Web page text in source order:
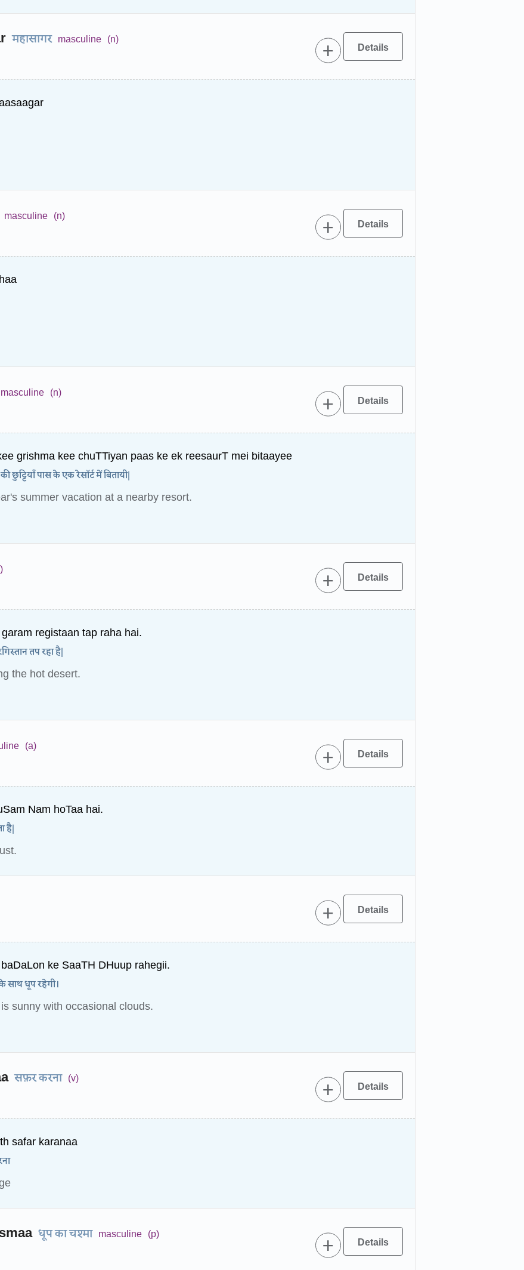
महासागर masculine (n)
masculine (n)
masculine (n)
grishma kee chuTTiyan paas ke ek reesaurT mei bitaayee
छुट्टियाँ पास के एक रेसॉर्ट में बितायी|
summer vacation at a nearby resort.
registaan tap raha hai.
तप रहा है|
the hot desert.
(a)
Nam hoTaa hai.
है|
ke SaaTH DHuup rahegii.
धूप रहेगी।
sunny with occasional clouds.
सफ़र करना (v)
safar karanaa
धूप का चश्मा masculine (p)